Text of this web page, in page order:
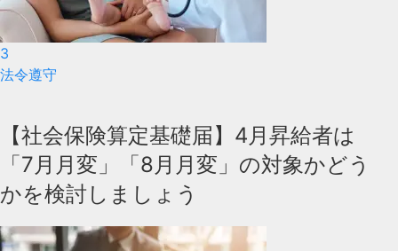
3
法令遵守
【社会保険算定基礎届】4月昇給者は
「7月月変」「8月月変」の対象かどう
かを検討しましょう